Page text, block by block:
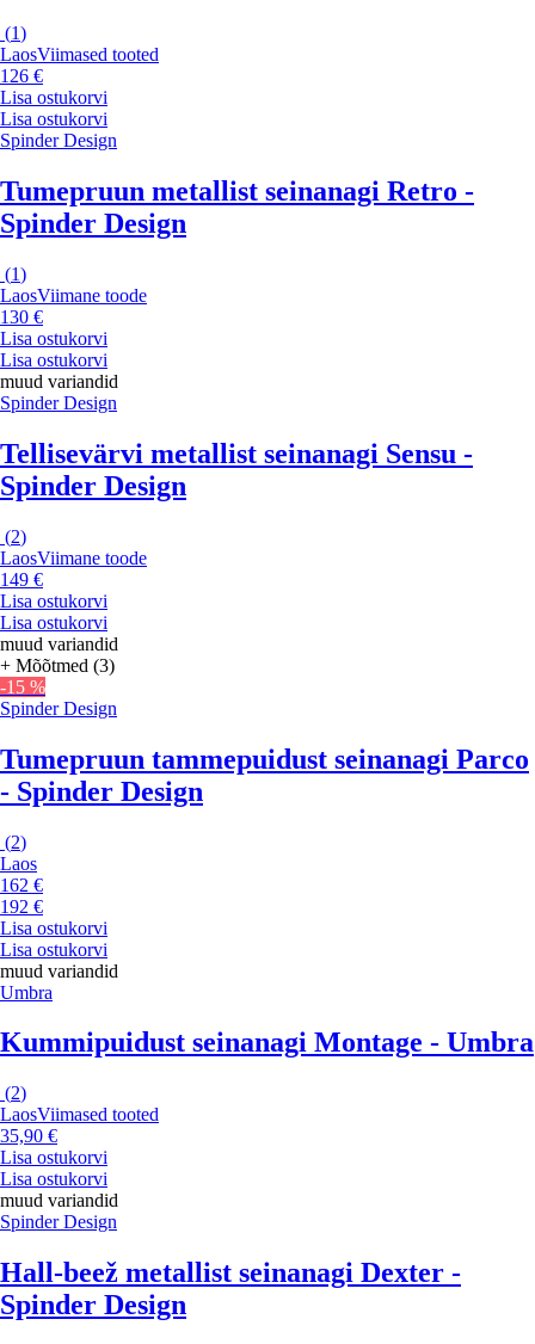
(1)
LaosViimased tooted
126 €
Lisa ostukorvi
Lisa ostukorvi
Spinder Design
Tumepruun metallist seinanagi Retro -
Spinder Design
(1)
LaosViimane toode
130 €
Lisa ostukorvi
Lisa ostukorvi
muud variandid
Spinder Design
Tellisevärvi metallist seinanagi Sensu -
Spinder Design
(2)
LaosViimane toode
149 €
Lisa ostukorvi
Lisa ostukorvi
muud variandid
+ Mõõtmed (3)
-15 %
Spinder Design
Tumepruun tammepuidust seinanagi Parco
- Spinder Design
(2)
Laos
162 €
192 €
Lisa ostukorvi
Lisa ostukorvi
muud variandid
Umbra
Kummipuidust seinanagi Montage - Umbra
(2)
LaosViimased tooted
35,90 €
Lisa ostukorvi
Lisa ostukorvi
muud variandid
Spinder Design
Hall-beež metallist seinanagi Dexter -
Spinder Design